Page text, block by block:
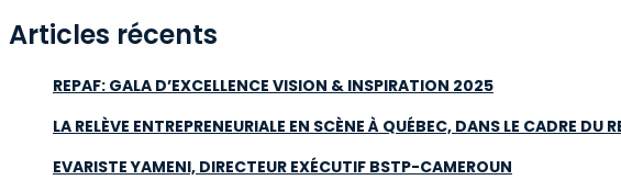
Articles récents
REPAF: GALA D’EXCELLENCE VISION & INSPIRATION 2025
LA RELÈVE ENTREPRENEURIALE EN SCÈNE À QUÉBEC, DANS LE CADRE
EVARISTE YAMENI, DIRECTEUR EXÉCUTIF BSTP-CAMEROUN